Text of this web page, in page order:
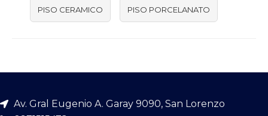
PISO CERAMICO PISO PORCELANATO
Av. Gral Eugenio A. Garay 9090, San Lorenzo